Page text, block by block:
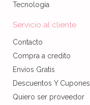
Tecnología
Servicio al cliente
Contacto
Compra a credito
Envíos Gratis
Descuentos Y
Quiero ser proveedor